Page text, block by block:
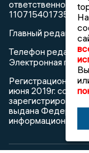
1107154017354)
Главный
Телефон редакции:
Электронная
Регистрационный
июня 2019г.
выдана
информационных